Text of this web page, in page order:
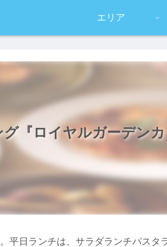
エリア
『ロイヤルガーデン
平日ランチは、サラダランチパス